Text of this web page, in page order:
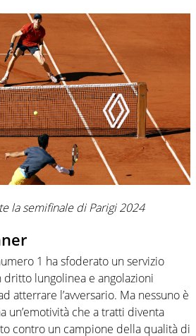
la semifinale di Parigi 2024
1 ha sfoderato un servizio
lungolinea e angolazioni
atterrare l’avversario. Ma nessuno è
un’emotività che a tratti diventa
contro un campione della qualità di